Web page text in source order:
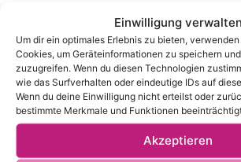
Einwilligung verwalten
Um dir ein optimales Erlebnis zu bieten,
Cookies, um Geräteinformationen zu speichern
zuzugreifen. Wenn du diesen Technologien
wie das Surfverhalten oder eindeutige IDs auf
Wenn du deine Einwilligung nicht erteilst oder
bestimmte Merkmale und Funktionen
Akzeptieren